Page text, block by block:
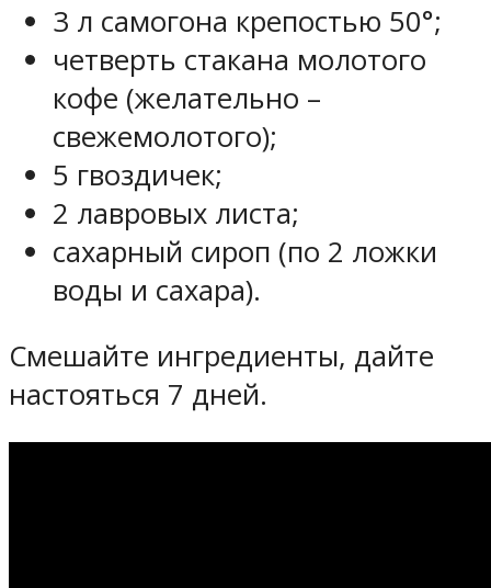
3 л самогона крепостью 50°;
четверть стакана молотого
кофе (желательно –
свежемолотого);
5 гвоздичек;
2 лавровых листа;
сахарный сироп (по 2 ложки
воды и сахара).
Смешайте ингредиенты, дайте
настояться 7 дней.